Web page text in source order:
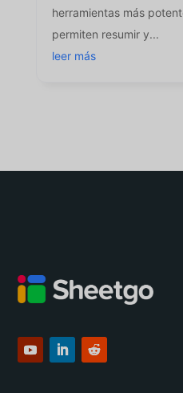
herramientas más
permiten resumir y...
leer más